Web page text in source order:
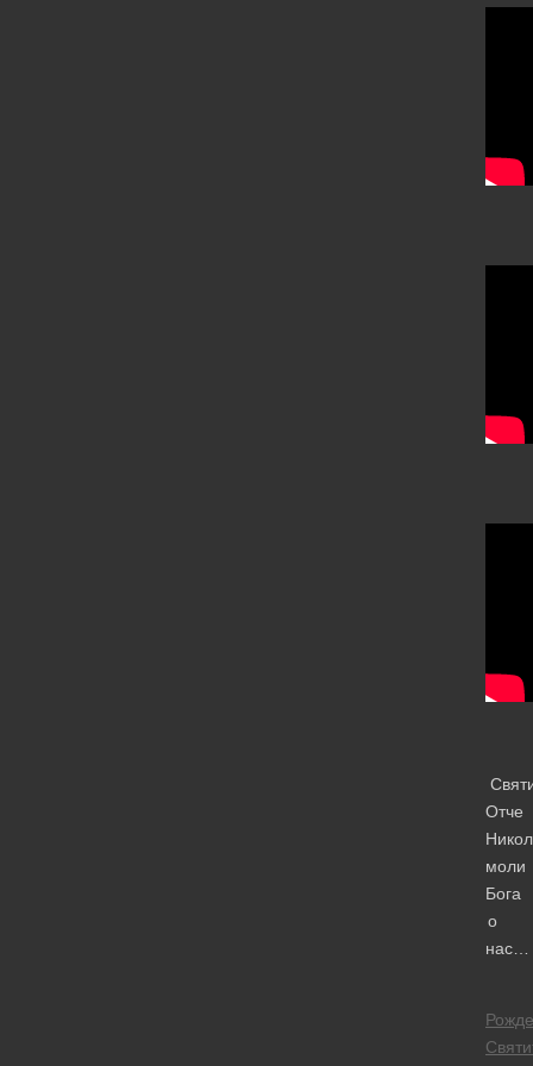
Отче
моли
Бога
о
нас…